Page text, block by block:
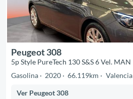
Peugeot 308
5p Style PureTech 130 S&S 6 Vel. MAN
Gasolina
2020 66.119km Valencia
Ver Peugeot 308